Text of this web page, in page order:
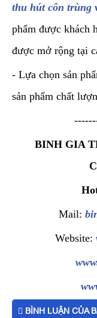
thu hút côn trùng
phẩm được khách
được mở rộng tại
- Lựa chọn sản
sản phẩm chất
BINH GIA
Mail:
Website:
BÌNH LUẬN CỦA